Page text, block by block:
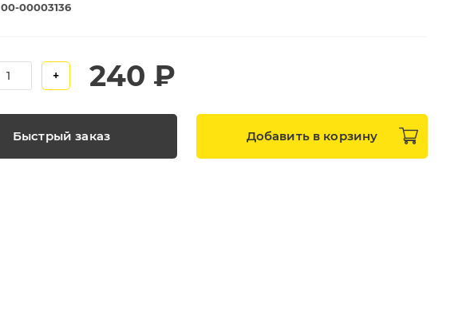
00-00003136
+ 240 ₽
Быстрый заказ Добавить в корзину